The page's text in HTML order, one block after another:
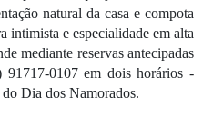
natural da casa e compota
intimista e especialidade em alta
mediante reservas antecipadas
91717-0107 em dois horários -
Dia dos Namorados.